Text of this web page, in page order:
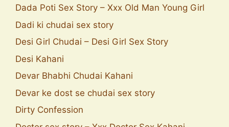
Dada Poti Sex Story – Xxx Old Man Young Girl
Dadi ki chudai sex story
Desi Girl Chudai – Desi Girl Sex Story
Desi Kahani
Devar Bhabhi Chudai Kahani
Devar ke dost se chudai sex story
Dirty Confession